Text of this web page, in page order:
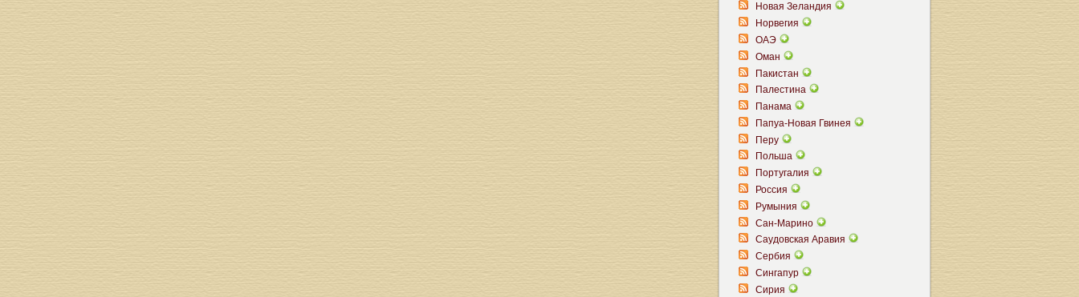
Новая Зеландия
Норвегия
ОАЭ
Оман
Пакистан
Палестина
Панама
Папуа-Новая Гвинея
Перу
Польша
Португалия
Россия
Румыния
Сан-Марино
Саудовская Аравия
Сербия
Сингапур
Сирия